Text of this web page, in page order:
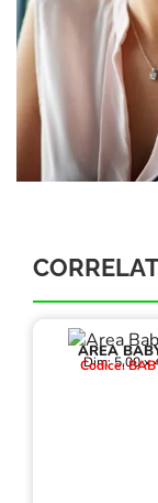
AREA
Dim: 5,00 x
Codice: